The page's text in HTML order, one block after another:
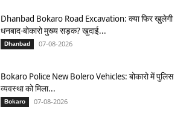
Dhanbad Bokaro Road Excavation: क्या फिर खुलेगी
धनबाद-बोकारो मुख्य सड़क? खुदाई...
Dhanbad 07-08-2026
Bokaro Police New Bolero Vehicles: बोकारो में पुलिस
व्यवस्था को मिला...
Bokaro 07-08-2026